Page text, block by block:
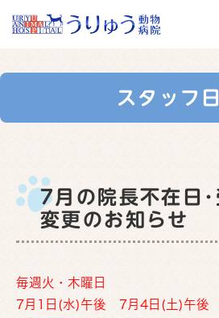
スタッフ
7月の院長不在日･
変更のお知らせ
毎週火・木曜日
7月1日(水)午後 7月4日(土)午後